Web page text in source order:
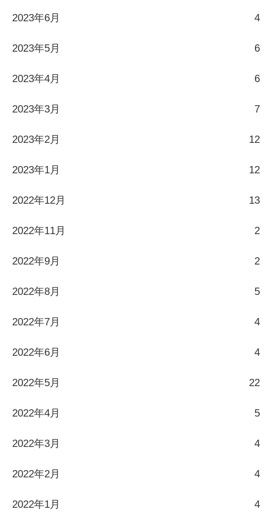
2023年6月 4
2023年5月 6
2023年4月 6
2023年3月 7
2023年2月 12
2023年1月 12
2022年12月 13
2022年11月 2
2022年9月 2
2022年8月 5
2022年7月 4
2022年6月 4
2022年5月 22
2022年4月 5
2022年3月 4
2022年2月 4
2022年1月 4